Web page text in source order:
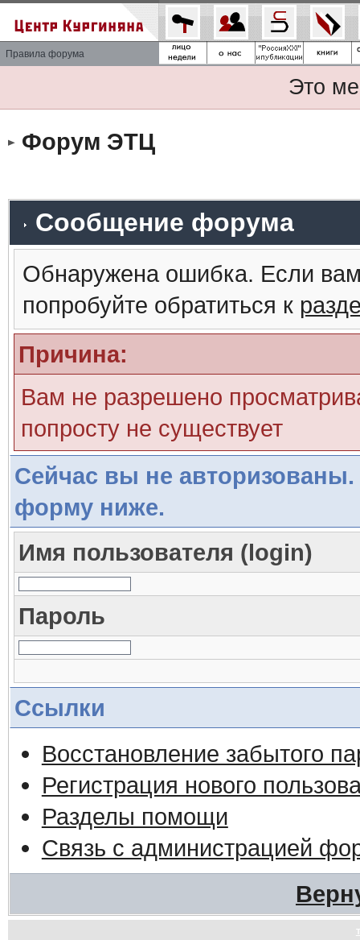
Правила форума
Это
Форум ЭТЦ
Сообщение форума
Обнаружена ошибка. Если
попробуйте обратиться к
Причина:
Вам не разрешено
попросту не существует
Сейчас вы не авторизованы.
форму ниже.
Имя пользователя (login)
Пароль
Ссылки
Восстановление забытого
Регистрация нового
Разделы помощи
Связь с администрацией